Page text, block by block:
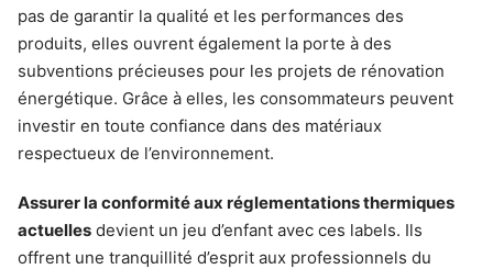
pas de garantir la qualité et les performances des
produits, elles ouvrent également la porte à des
subventions précieuses pour les projets de rénovation
énergétique. Grâce à elles, les consommateurs peuvent
investir en toute confiance dans des matériaux
respectueux de l’environnement.
Assurer la conformité aux réglementations thermiques
actuelles devient un jeu d’enfant avec ces labels. Ils
offrent une tranquillité d’esprit aux professionnels du